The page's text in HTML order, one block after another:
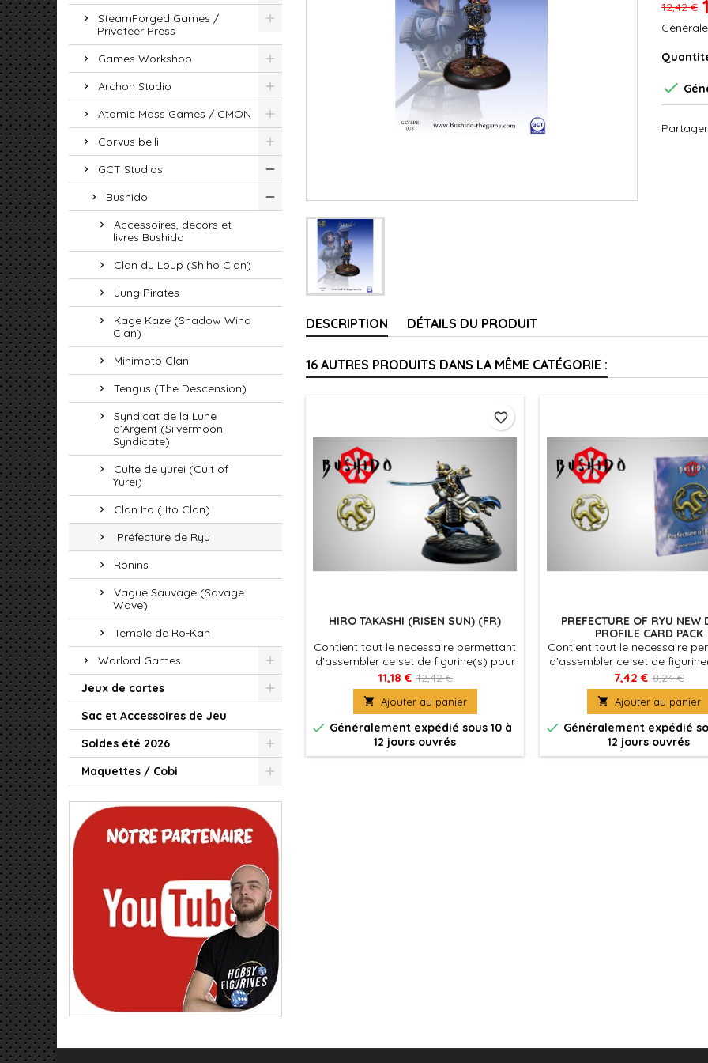
SteamForged Games /
Privateer Press
Games Workshop
Archon Studio
Atomic Mass Games / CMON
Corvus belli
GCT Studios
Bushido
Accessoires, decors et
livres Bushido
Clan du Loup (Shiho Clan)
Jung Pirates
Kage Kaze (Shadow Wind
Clan)
Minimoto Clan
Tengus (The Descension)
Syndicat de la Lune
d’Argent (Silvermoon
Syndicate)
Culte de yurei (Cult of
Yurei)
Clan Ito ( Ito Clan)
Préfecture de Ryu
Rônins
Vague Sauvage (Savage
Wave)
Temple de Ro-Kan
Warlord Games
Jeux de cartes
Sac et Accessoires de Jeu
Soldes été 2026
Maquettes / Cobi
12,42 €

Partager
DESCRIPTION DÉTAILS DU PRODUIT
16 AUTRES PRODUITS DANS LA MÊME CATÉGORIE :
HIRO TAKASHI (RISEN SUN) (FR)
Contient tout le necessaire permettant
d'assembler ce set de figurine(s) pour
le jeu Bushido, produit fournies avec
leurs socles en plastique. Figurine(s) à
peindre et à assembler
11,18 € 12,42 €
 Ajouter au panier
 Généralement expédié sous 10 à
12 jours ouvrés
favorite_border
PREFECTURE OF RYU NEW
PROFILE CARD PACK
Contient tout le necessaire
d'assembler ce set de
le jeu Bushido, produit
leurs socles en plastique.
peindre et à assembler
7,42 € 8,24 €
 Ajouter au panier
 Généralement expédié
12 jours ouvrés